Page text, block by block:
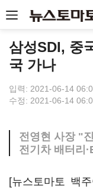
삼성SDI, 중
국 가나
입력: 2021-06-14
수정: 2021-06-14
전영현 사장 "
전기차 배터리
[뉴스토마토 백